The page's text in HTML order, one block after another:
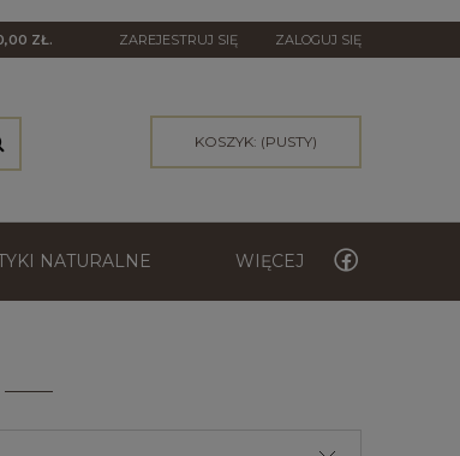
ZŁ. ZAREJESTRUJ SIĘ ZALOGUJ SIĘ
KOSZYK: (PUSTY)
NATURALNE WIĘCEJ